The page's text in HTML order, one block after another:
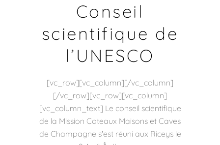
Conseil
scientifique de
l’UNESCO
[vc_row][vc_column][/vc_column]
[/vc_row][vc_row][vc_column]
[vc_column_text] Le conseil scientifique
de la Mission Coteaux Maisons et Caves
de Champagne s'est réuni aux Riceys le